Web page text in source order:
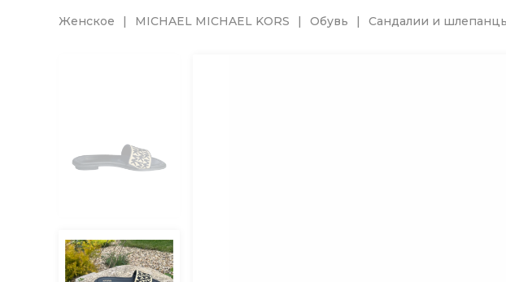
Женское MICHAEL MICHAEL KORS Обувь Сандалии и